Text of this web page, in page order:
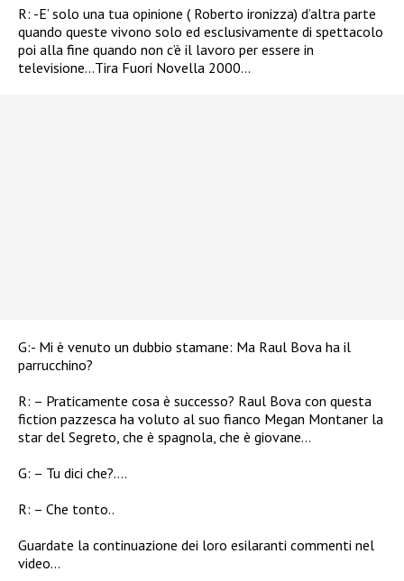
R: -E’ solo una tua opinione ( Roberto ironizza) d’altra parte
quando queste vivono solo ed esclusivamente di spettacolo
poi alla fine quando non c’è il lavoro per essere in
televisione…Tira Fuori Novella 2000…
G:- Mi è venuto un dubbio stamane: Ma Raul Bova ha il
parrucchino?
R: – Praticamente cosa è successo? Raul Bova con questa
fiction pazzesca ha voluto al suo fianco Megan Montaner la
star del Segreto, che è spagnola, che è giovane…
G: – Tu dici che?….
R: – Che tonto..
Guardate la continuazione dei loro esilaranti commenti nel
video…